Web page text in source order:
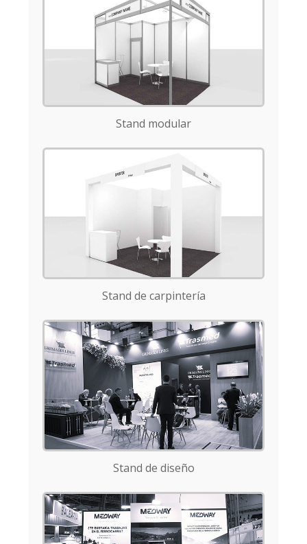
Stand modular
Stand de carpintería
Stand de diseño